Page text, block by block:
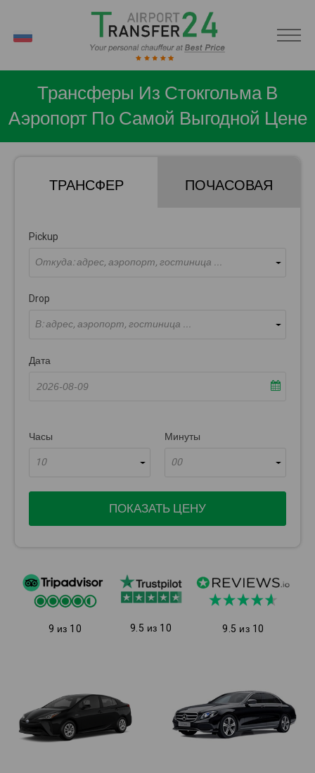
Трансферы Из Стокгольма В
Аэропорт По Самой Выгодной Цене
ТРАНСФЕР ПОЧАСОВАЯ
Pickup
Откуда: адрес, аэропорт, гостиница ...
Drop
В: адрес, аэропорт, гостиница ...
Дата
Часы
10
Минуты
00
ПОКАЗАТЬ ЦЕНУ
9 из 10 9.5 из 10 9.5 из 10